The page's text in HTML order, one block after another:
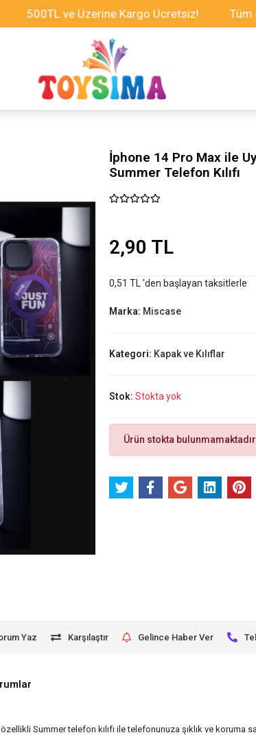
ve Üzerine Kargo Ücretsiz! Tüm
İphone 14 Pro Max ile
Summer Telefon Kılıfı
2,90 TL
0,51 TL 'den başlayan taksitlerle
Marka: Miscase
Kategori: Kapak ve Kılıflar
Stok: Stokta yok
Ürün stokta
Yaz Karşılaştır Gelince Haber Ver
Summer telefon kılıfı ile telefonunuza şıklık ve koruma